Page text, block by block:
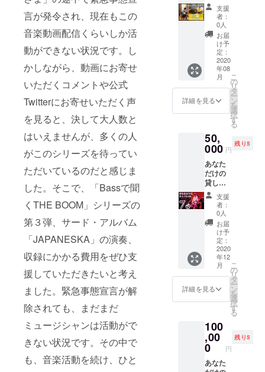
言が発令され、現在もこの
音楽動画配信くらいしか活
動ができない状況です。し
かしながら、動画にお寄せ
いただくコメントや公式
Twitterにお寄せいただく声
を見ると、決して大人数と
はいえませんが、多くの人
がこのシリーズを待ってい
ただいているのだと感じま
した。そこで、「Bassで聞
くTHE BOOM」シリーズの
第３弾、サード・アルバム
「JAPANESKA」の演奏、
収録にかかる費用をぜひ支
援していただきたいと考え
ました。緊急事態宣言が解
除されても、まだまだ
ミュージシャンは活動がで
きない状況です。その中で
も、音楽活動を続け、ひと
申し込
みくだ
さい。
他の曲
の見学
権を同
時にお
申し込
みいた
とも可
能で
に、ス
タジオ
見学の
希望曜
日・時
間帯を
ご記入
くださ
い。ス
タジオ
予約の
参考に
させて
いただ
きま
体的な
日時
後に調
整しま
すの
で、あ
くまで
ターン
の演奏
曲は、
「夜
道」
「ウキ
ウキ
ルー
キー」
の2曲で
す。お
申し込
みくだ
他の曲
の見学
権を同
時にお
申し込
みいた
だくこ
とも可
能で
す。 ※
備考欄
に、ス
見学の
希望曜
ご記入
くださ
い。ス
予約の
ます。
スタジ
オにて
生の収
録現場
を見学
するこ
とが可
能で
す。募
集期間
とスケ
ジュー
ル調整
のの
ち、収
録日を
決めて
実施し
ます。
このリ
ターン
の演奏
曲は、
「逆立
ちすれ
ば答え
がわか
は」
「中央
線」 の
3曲で
す。お
THE
BOOM
「JAPA
NESKA
」収録
のスタ
ジオ見
学権。
「おう
ちバイ
バ
イ」、
「ル
カ」、
「から
たち野
道」の3
曲の収
録にな
りま
す。ス
タジオ
にて生
の収録
現場を
見学す
ること
が可能
です。
募集期
とスケ
ジュー
ル調整
のの
ち、収
支援
者：
0人
お届
け予
定：
2020
年08
月
詳細を見る
こ
の
リ
タ
ー
ン
を
選
択
す
る
50,
000 円
残り5
あなた
だけの
貸し切
りLIVE
を配信
しま
す。 あ
なたが
選んだ
THE
BOOM
の曲の
中から
２曲
に、山
川浩正
たに聞
かせた
いTHE
BOOM
の選択
支援
者：
0人
お届
け予
定：
2020
年12
月
詳細を見る
こ
の
リ
タ
ー
ン
を
選
択
す
る
100
,00
0 円
残り5
あなた